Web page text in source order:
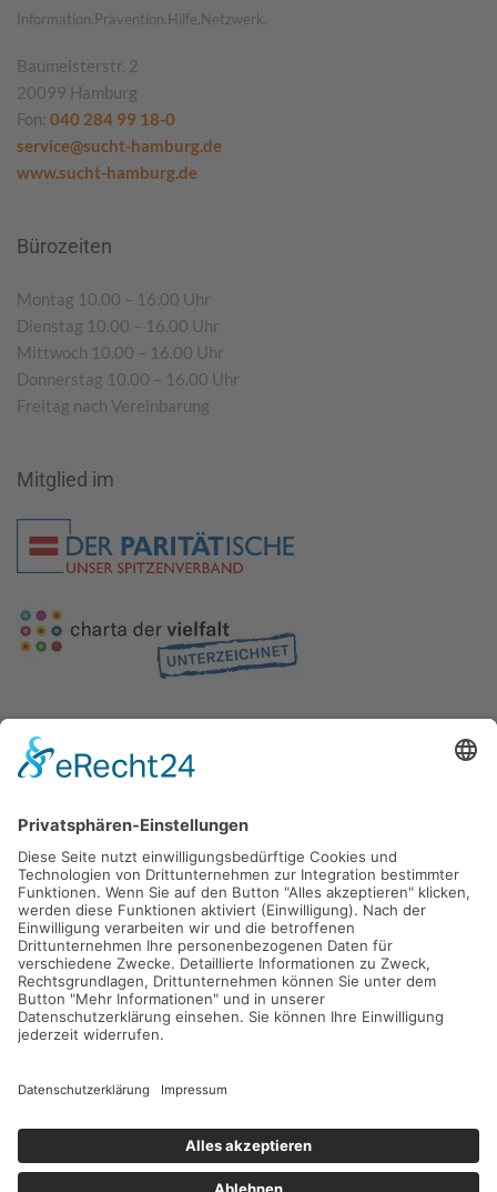
Information.Prävention.Hilfe.Netzwerk.
Baumeisterstr. 2
20099 Hamburg
Fon: 040 284 99 18-0
service@sucht-hamburg.de
www.sucht-hamburg.de
Bürozeiten
Montag 10.00 – 16.00 Uhr
Dienstag 10.00 – 16.00 Uhr
Mittwoch 10.00 – 16.00 Uhr
Donnerstag 10.00 – 16.00 Uhr
Freitag nach Vereinbarung
Mitglied im
Gefördert durch die
Freie und Hansestadt Hamburg
SUCHT.HAMBURG gGmbH